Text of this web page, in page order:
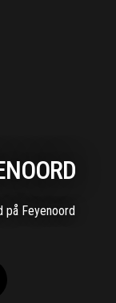
Feyenoord